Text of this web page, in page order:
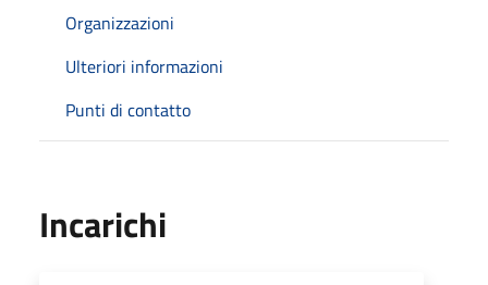
Organizzazioni
Ulteriori informazioni
Punti di contatto
Incarichi